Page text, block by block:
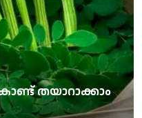
തയാറാക്കാം